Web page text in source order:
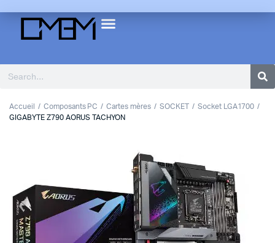
Accueil Composants PC Cartes mères SOCKET
Socket LGA1700
GIGABYTE Z790 AORUS TACHYON
Previous
Next